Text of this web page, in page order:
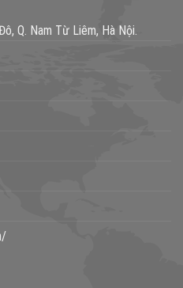
Q. Nam Từ Liêm, Hà Nội.